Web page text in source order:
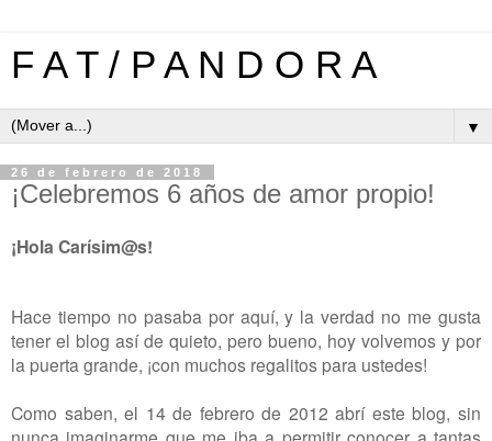
F A T / P A N D O R A
▼
26 de febrero de 2018
¡Celebremos 6 años de amor propio!
¡Hola Carísim@s!
Hace tiempo no pasaba por aquí, y la verdad no me gusta
tener el blog así de quieto, pero bueno, hoy volvemos y por
la puerta grande, ¡con muchos regalitos para ustedes!
Como saben, el 14 de febrero de 2012 abrí este blog, sin